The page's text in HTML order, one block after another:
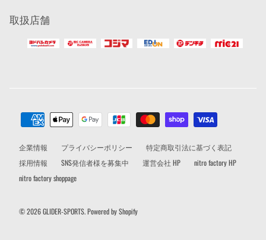
取扱店舗
企業情報 プライバシーポリシー
特定商取引法に基づく表記
採用情報
SNS発信者様を募集中 運営会社 HP
nitro factory HP
nitro factory shoppage
© 2026GLIDER-SPORTS.Powered by Shopify